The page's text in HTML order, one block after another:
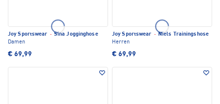
Joy Sportswear · Sina Jogginghose
Damen
€ 69,99
Joy Sportswear · Niels Trainingshose
Herren
€ 69,99